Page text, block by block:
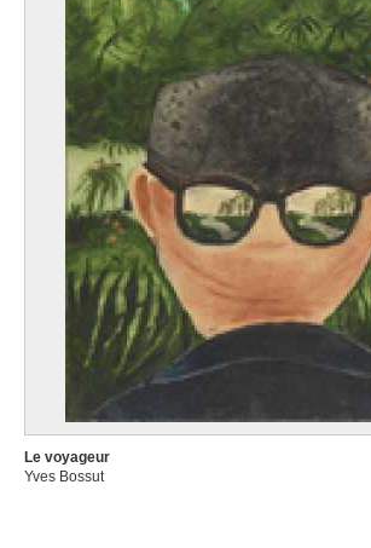
Le voyageur
Yves Bossut